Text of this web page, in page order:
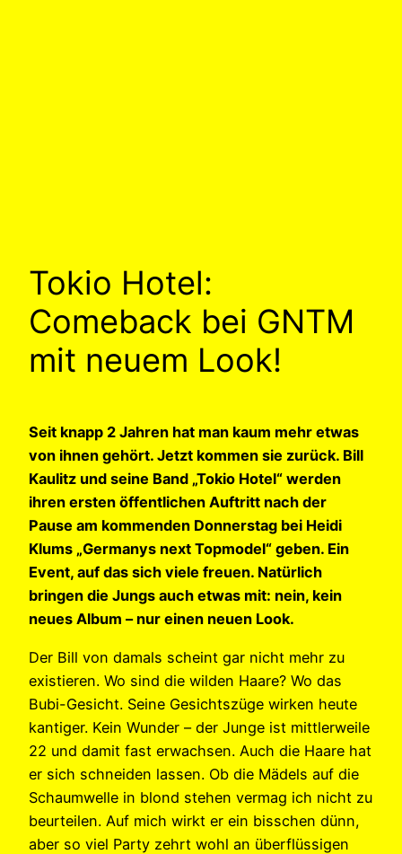
Tokio Hotel:
Comeback bei GNTM
mit neuem Look!
Seit knapp 2 Jahren hat man kaum mehr etwas
von ihnen gehört. Jetzt kommen sie zurück. Bill
Kaulitz und seine Band „Tokio Hotel“ werden
ihren ersten öffentlichen Auftritt nach der
Pause am kommenden Donnerstag bei Heidi
Klums „Germanys next Topmodel“ geben. Ein
Event, auf das sich viele freuen. Natürlich
bringen die Jungs auch etwas mit: nein, kein
neues Album – nur einen neuen Look.
Der Bill von damals scheint gar nicht mehr zu
existieren. Wo sind die wilden Haare? Wo das
Bubi-Gesicht. Seine Gesichtszüge wirken heute
kantiger. Kein Wunder – der Junge ist mittlerweile
22 und damit fast erwachsen. Auch die Haare hat
er sich schneiden lassen. Ob die Mädels auf die
Schaumwelle in blond stehen vermag ich nicht zu
beurteilen. Auf mich wirkt er ein bisschen dünn,
aber so viel Party zehrt wohl an überflüssigen